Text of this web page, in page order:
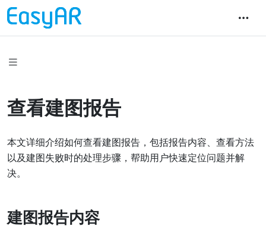
查看建图报告
本文详细介绍如何查看建图报告，包括报告内容、查看方法
以及建图失败时的处理步骤，帮助用户快速定位问题并解
决。
建图报告内容